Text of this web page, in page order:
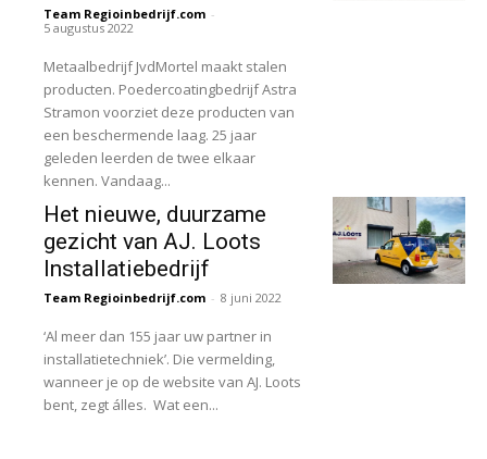
Team Regioinbedrijf.com -
5 augustus 2022
Metaalbedrijf JvdMortel maakt stalen
producten. Poedercoatingbedrijf Astra
Stramon voorziet deze producten van
een beschermende laag. 25 jaar
geleden leerden de twee elkaar
kennen. Vandaag...
Het nieuwe, duurzame
gezicht van AJ. Loots
Installatiebedrijf
Team Regioinbedrijf.com - 8 juni 2022
‘Al meer dan 155 jaar uw partner in
installatietechniek’. Die vermelding,
wanneer je op de website van AJ. Loots
bent, zegt álles. Wat een...